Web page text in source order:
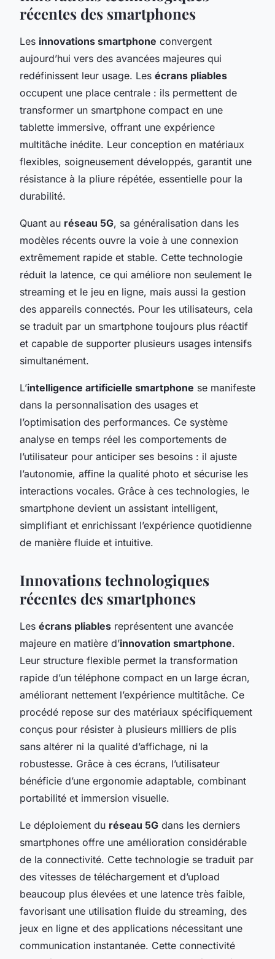
récentes des smartphones
Les innovations smartphone convergent
aujourd’hui vers des avancées majeures qui
redéfinissent leur usage. Les écrans pliables
occupent une place centrale : ils permettent de
transformer un smartphone compact en une
tablette immersive, offrant une expérience
multitâche inédite. Leur conception en matériaux
flexibles, soigneusement développés, garantit une
résistance à la pliure répétée, essentielle pour la
durabilité.
Quant au réseau 5G, sa généralisation dans les
modèles récents ouvre la voie à une connexion
extrêmement rapide et stable. Cette technologie
réduit la latence, ce qui améliore non seulement le
streaming et le jeu en ligne, mais aussi la gestion
des appareils connectés. Pour les utilisateurs, cela
se traduit par un smartphone toujours plus réactif
et capable de supporter plusieurs usages intensifs
simultanément.
L’intelligence artificielle smartphone se manifeste
dans la personnalisation des usages et
l’optimisation des performances. Ce système
analyse en temps réel les comportements de
l’utilisateur pour anticiper ses besoins : il ajuste
l’autonomie, affine la qualité photo et sécurise les
interactions vocales. Grâce à ces technologies, le
smartphone devient un assistant intelligent,
simplifiant et enrichissant l’expérience quotidienne
de manière fluide et intuitive.
Innovations technologiques
récentes des smartphones
Les écrans pliables représentent une avancée
majeure en matière d’innovation smartphone.
Leur structure flexible permet la transformation
rapide d’un téléphone compact en un large écran,
améliorant nettement l’expérience multitâche. Ce
procédé repose sur des matériaux spécifiquement
conçus pour résister à plusieurs milliers de plis
sans altérer ni la qualité d’affichage, ni la
robustesse. Grâce à ces écrans, l’utilisateur
bénéficie d’une ergonomie adaptable, combinant
portabilité et immersion visuelle.
Le déploiement du réseau 5G dans les derniers
smartphones offre une amélioration considérable
de la connectivité. Cette technologie se traduit par
des vitesses de téléchargement et d’upload
beaucoup plus élevées et une latence très faible,
favorisant une utilisation fluide du streaming, des
jeux en ligne et des applications nécessitant une
communication instantanée. Cette connectivité